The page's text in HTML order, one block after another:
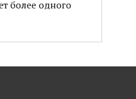
более одного